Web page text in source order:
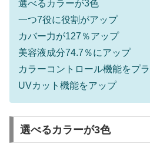
選べるカラーが3色
一つ7役に役割がアップ
カバー力が127％アップ
美容液成分74.7％にアップ
カラーコントロール機能をプ
UVカット機能をアップ
選べるカラーが3色